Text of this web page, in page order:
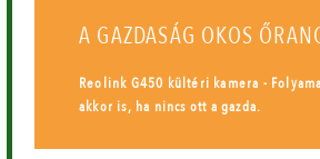
A GAZDASÁG OKOS
Reolink G450 kültéri kamera -
akkor is, ha nincs ott a gazda.